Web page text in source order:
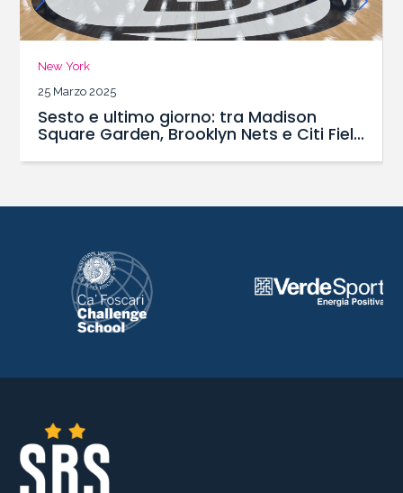
New York
24 Marzo 2025
Quinto Giorno: una domenica per vivere
la Grande Mela